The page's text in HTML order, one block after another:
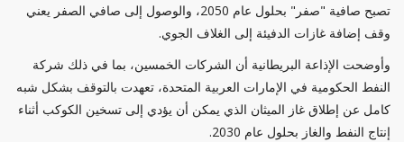
تصبح صافية "صفر" بحلول عام 2050، والوصول إلى صافي الصفر يعني
وقف إضافة غازات الدفيئة إلى الغلاف الجوي.
وأوضحت الإذاعة البريطانية أن الشركات الخمسين، بما في ذلك شركة
النفط الحكومية في الإمارات العربية المتحدة، تعهدت بالتوقف بشكل شبه
كامل عن إطلاق غاز الميثان الذي يمكن أن يؤدي إلى تسخين الكوكب أثناء
إنتاج النفط والغاز بحلول عام 2030.